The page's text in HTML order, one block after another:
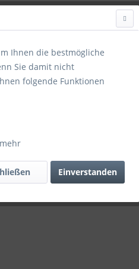
Lieferzeit ca.
Vergleichen
Artikel-Nr.:
GTIN-/EAN-Nr.:
Katalogseite:
Katalogseite
Ihnen die bestmögliche
Sie damit nicht
folgende Funktionen
Einverstanden